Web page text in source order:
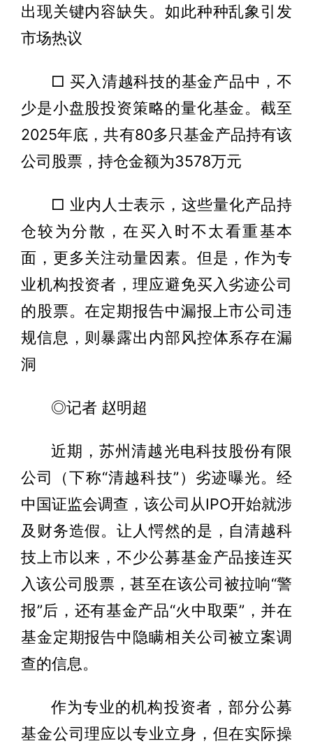
出现关键内容缺失。如此种种乱象引发
市场热议
□ 买入清越科技的基金产品中，不
少是小盘股投资策略的量化基金。截至
2025年底，共有80多只基金产品持有该
公司股票，持仓金额为3578万元
□ 业内人士表示，这些量化产品持
仓较为分散，在买入时不太看重基本
面，更多关注动量因素。但是，作为专
业机构投资者，理应避免买入劣迹公司
的股票。在定期报告中漏报上市公司违
规信息，则暴露出内部风控体系存在漏
洞
◎记者 赵明超
近期，苏州清越光电科技股份有限
公司（下称“清越科技”）劣迹曝光。经
中国证监会调查，该公司从IPO开始就涉
及财务造假。让人愕然的是，自清越科
技上市以来，不少公募基金产品接连买
入该公司股票，甚至在该公司被拉响“警
报”后，还有基金产品“火中取栗”，并在
基金定期报告中隐瞒相关公司被立案调
查的信息。
作为专业的机构投资者，部分公募
基金公司理应以专业立身，但在实际操